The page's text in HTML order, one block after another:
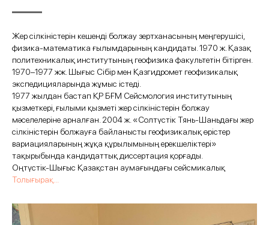
Жер сілкіністерін кешенді болжау зертханасының меңгерушісі,
физика-математика ғылымдарының кандидаты. 1970 ж. Қазақ
политехникалық институтының геофизика факультетін бітірген.
1970–1977 жж. Шығыс Сібір мен Қазгидромет геофизикалық
экспедицияларында жұмыс істеді.
1977 жылдан бастап ҚР БҒМ Сейсмология институтының
қызметкері, ғылыми қызметі жер сілкіністерін болжау
мәселелеріне арналған. 2004 ж. «Солтүстік Тянь-Шаньдағы жер
сілкіністерін болжауға байланысты геофизикалық өрістер
вариацияларының жұқа құрылымының ерекшеліктері»
тақырыбында кандидаттық диссертация қорғады.
Оңтүстік-Шығыс Қазақстан аумағындағы сейсмикалық
Толығырақ...